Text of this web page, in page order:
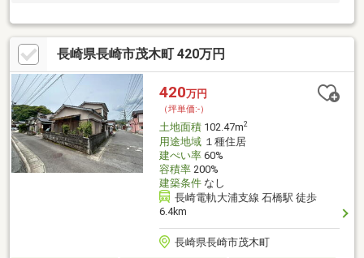
長崎県長崎市茂木町 420万円
420万円
（坪単価:-）
土地面積102.47m2
用途地域１種住居
建ぺい率60%
容積率200%
建築条件なし
長崎電軌大浦支線 石橋駅 徒歩
6.4km
長崎県長崎市茂木町